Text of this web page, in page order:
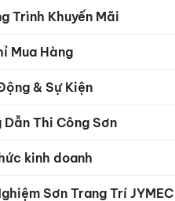
Trình Khuyến Mãi
Mua Hàng
& Sự Kiện
Dẫn Thi Công Sơn
kinh doanh
Sơn Trang Trí JYMEC